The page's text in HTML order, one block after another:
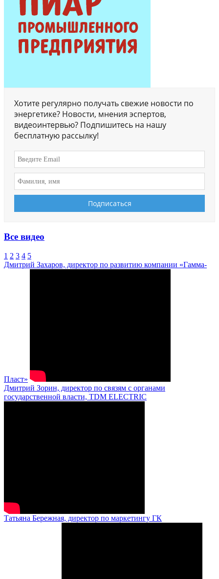
Хотите регулярно получать свежие новости по
энергетике? Новости, мнения эспертов,
видеоинтервью? Подпишитесь на нашу
бесплатную рассылку!
Все видео
1 2 3 4 5
Дмитрий Захаров, директор по развитию компании «Гамма-
Пласт»
Дмитрий Зорин, директор по связям с органами
государственной власти, TDM ELECTRIC
Татьяна Бережная, директор по маркетингу ГК